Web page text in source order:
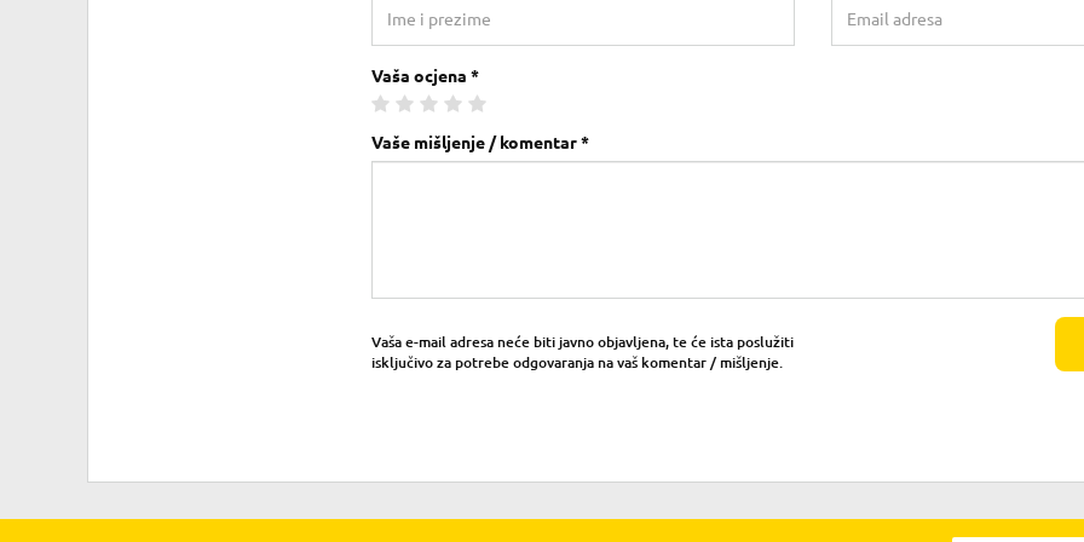
Vaša ocjena *
Vaše mišljenje / komentar *
Vaša e-mail adresa neće biti javno objavljena, te će ista poslužiti
isključivo za potrebe odgovaranja na vaš komentar / mišljenje.